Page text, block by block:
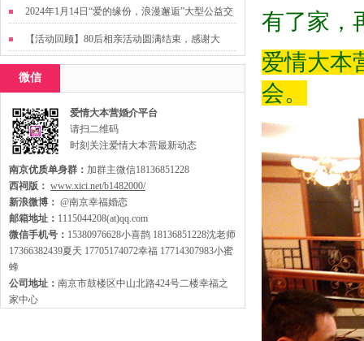
有了家，
爱情大本
会。
友活动
2024年1月14日“爱的缘份，浪漫邂逅”大型公益交
友活动
【活动回顾】80后相亲活动圆满结束，感谢大
家，走出来才有机会扩大缘分哦~
微信
爱情大本营婚介平台
请扫二维码
时刻关注爱情大本营最新动态
南京优质单身群： 加群主微信18136851228
西祠版： www.xici.net/b1482000/
新浪微博： @南京幸福婚恋
邮箱地址： 1115044208(at)qq.com
微信手机号： 15380976628小喜鹊 18136851228沈老师
17366382439夏天 17705174072幸福 17714307983小蜜
蜂
公司地址： 南京市鼓楼区中山北路424号二楼幸福之
家中心